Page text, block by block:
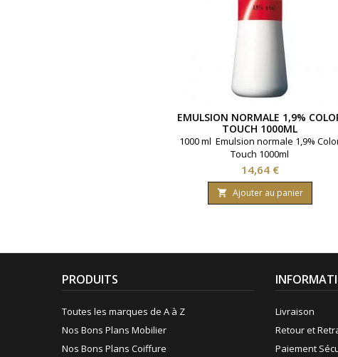
EMULSION NORMALE 1,9%
TOUCH 1000ML
1000 ml Emulsion normale 1,9%
Touch 1000ml
Prix
14,64 €
 Ajouter au panier
PRODUITS
Toutes les marques de A à Z
Nos Bons Plans Mobilier
Nos Bons Plans Coiffure
Livraison
Retour et
Paiement